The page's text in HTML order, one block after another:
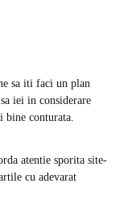
sa iti faci un plan
iei in considerare
bine conturata.
atentie sporita site-
cu adevarat